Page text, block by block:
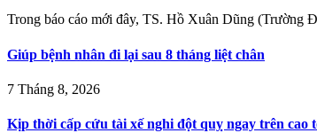
Trong báo cáo mới đây, TS. Hồ Xuân Dũng
Giúp bệnh nhân đi lại sau 8 tháng liệt chân
7 Tháng 8, 2026
Kịp thời cấp cứu tài xế nghi đột quỵ ngay trên cao